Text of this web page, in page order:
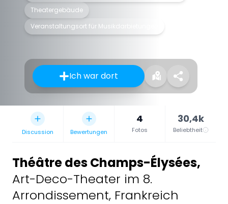
Theatergebäude
Veranstaltungsort für Musikdarbietungen
Ich war dort
Discussion Bewertungen
4
Fotos
30,4k
Beliebtheit
Théâtre des Champs-Élysées,
Art-Deco-Theater im 8.
Arrondissement, Frankreich